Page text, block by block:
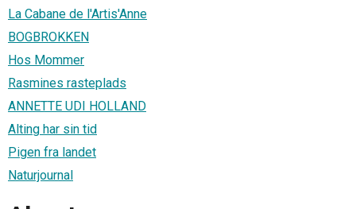
La Cabane de l'Artis'Anne
BOGBROKKEN
Hos Mommer
Rasmines rasteplads
ANNETTE UDI HOLLAND
Alting har sin tid
Pigen fra landet
Naturjournal